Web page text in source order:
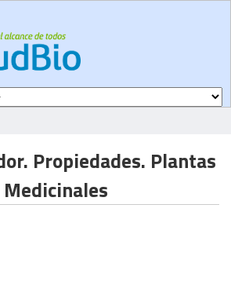
Propiedades. Plantas
Medicinales